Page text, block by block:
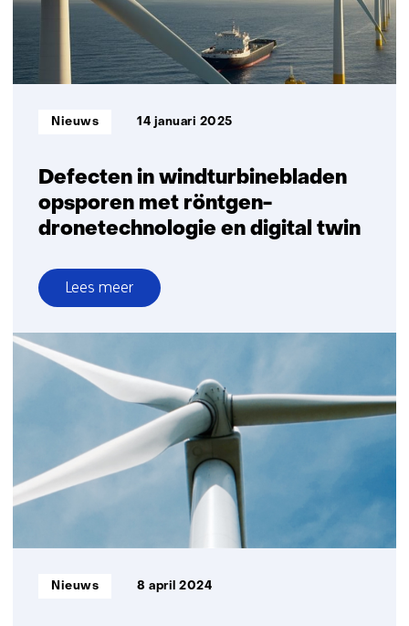
eerst
onderzocht
Defecten in windturbinebladen
opsporen met röntgen-
dronetechnologie en digital twin
Informatietype:
Nieuws 14 januari 2025
Lees meer
over
Defecten
in
windturbinebladen
opsporen
röntgen-
dronetechnologie
en
Informatietype:
Nieuws 8 april 2024